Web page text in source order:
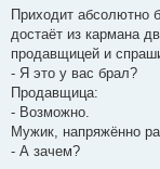
Приходит абсолютно
достаёт из кармана
продавщицей и
- Я это у вас брал?
Продавщица:
- Возможно.
Мужик, напряжённо
- А зачем?